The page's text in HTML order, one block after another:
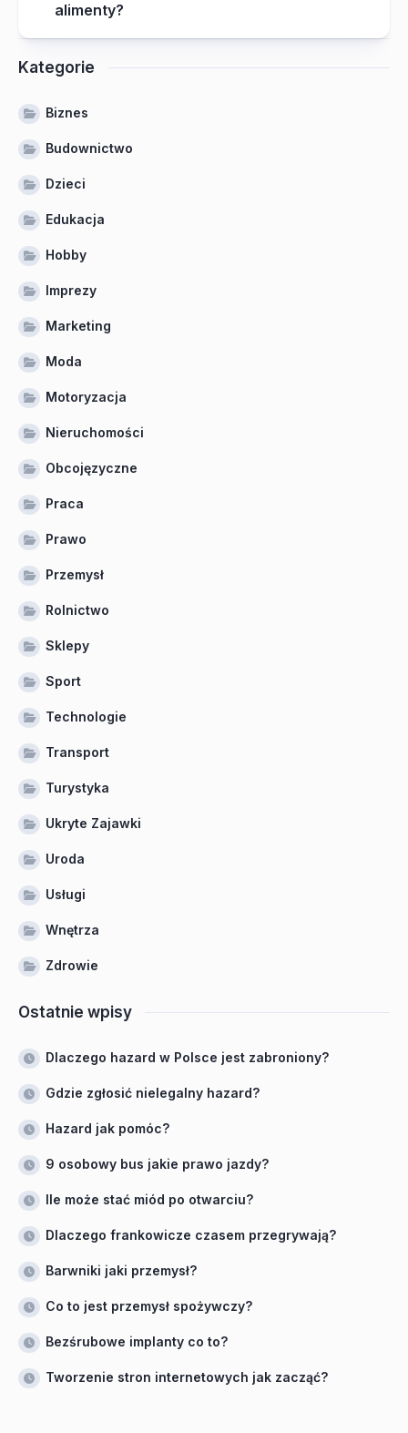
alimenty?
Kategorie
Biznes
Budownictwo
Dzieci
Edukacja
Hobby
Imprezy
Marketing
Moda
Motoryzacja
Nieruchomości
Obcojęzyczne
Praca
Prawo
Przemysł
Rolnictwo
Sklepy
Sport
Technologie
Transport
Turystyka
Ukryte Zajawki
Uroda
Usługi
Wnętrza
Zdrowie
Ostatnie wpisy
Dlaczego hazard w Polsce jest zabroniony?
Gdzie zgłosić nielegalny hazard?
Hazard jak pomóc?
9 osobowy bus jakie prawo jazdy?
Ile może stać miód po otwarciu?
Dlaczego frankowicze czasem przegrywają?
Barwniki jaki przemysł?
Co to jest przemysł spożywczy?
Bezśrubowe implanty co to?
Tworzenie stron internetowych jak zacząć?